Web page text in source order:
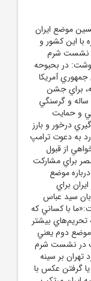
موضع ايران
با اين کشور و
نشست شرم
در بحبوحه
آمريکا
براي جشن
ساله و گرسنگي
و حمايت
درخور و بارز
به دعوت ترامپ
از قبول
براي مشارکت
موضع
براي
سيد عباس
با کساني که
تحريم‌هاي بيشتر
دوم يعني
در نشست شرم
بر سينه
گرفتن عکس با